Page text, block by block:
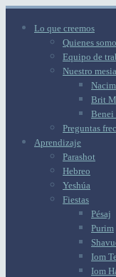
Lo que creemos
Quienes
Equipo de
Nuestro
Brit
Benei
Preguntas
Aprendizaje
Parashot
Hebreo
Yeshúa
Fiestas
Pésaj
Purim
Iom
Iom